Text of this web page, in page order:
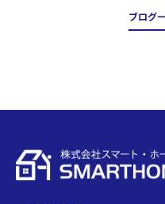
が良く、お庭やバルコニーへの
出入りにも便利ですが、その一
ブログ